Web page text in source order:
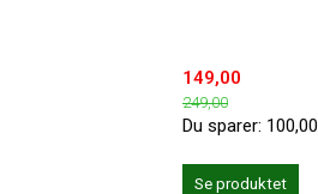
149,00
249,00
Du sparer: 100,00
Se produktet